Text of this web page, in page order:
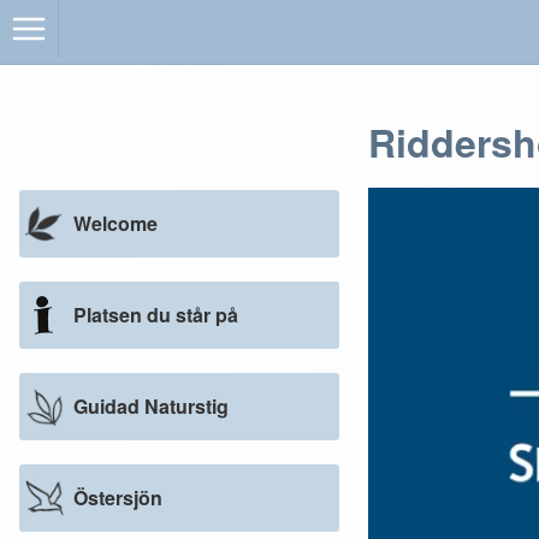
Welcome
Platsen du står på
Guidad Naturstig
Östersjön